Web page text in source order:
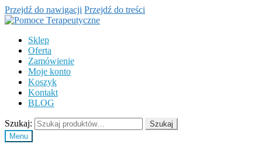
Przejdź do nawigacji Przejdź do treści
Sklep
Oferta
Zamówienie
Moje konto
Koszyk
Kontakt
BLOG
Szukaj:
Szukaj
Menu